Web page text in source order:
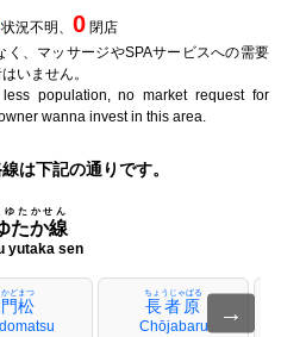
状況不明、 0 閉店
、マッサージやSPAサービスへの需要
いません。
population, no market request for
wanna invest in this area.
は下記の通りです。
たか線
ゆたかせん
yutaka sen
門松
かどまつ
長者原
ちょうじゃばる
Chōjabaru
→